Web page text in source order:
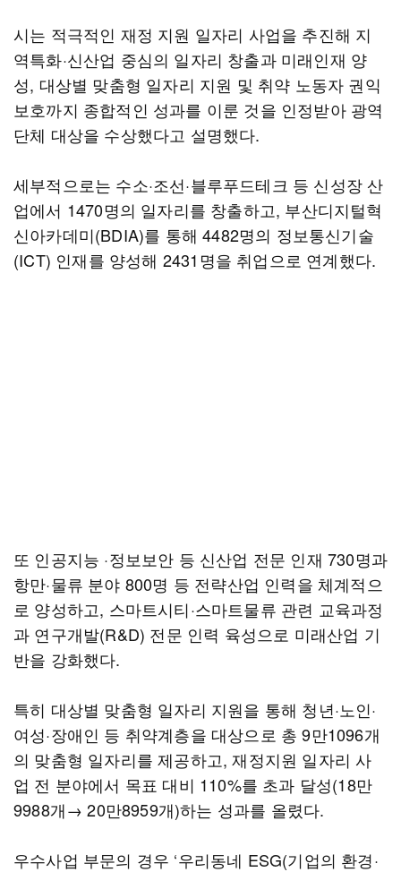
시는 적극적인 재정 지원 일자리 사업을 추진해 지
역특화·신산업 중심의 일자리 창출과 미래인재 양
성, 대상별 맞춤형 일자리 지원 및 취약 노동자 권익
보호까지 종합적인 성과를 이룬 것을 인정받아 광역
단체 대상을 수상했다고 설명했다.
세부적으로는 수소·조선·블루푸드테크 등 신성장 산
업에서 1470명의 일자리를 창출하고, 부산디지털혁
신아카데미(BDIA)를 통해 4482명의 정보통신기술
(ICT) 인재를 양성해 2431명을 취업으로 연계했다.
또 인공지능 ·정보보안 등 신산업 전문 인재 730명과
항만·물류 분야 800명 등 전략산업 인력을 체계적으
로 양성하고, 스마트시티·스마트물류 관련 교육과정
과 연구개발(R&D) 전문 인력 육성으로 미래산업 기
반을 강화했다.
특히 대상별 맞춤형 일자리 지원을 통해 청년·노인·
여성·장애인 등 취약계층을 대상으로 총 9만1096개
의 맞춤형 일자리를 제공하고, 재정지원 일자리 사
업 전 분야에서 목표 대비 110%를 초과 달성(18만
9988개→ 20만8959개)하는 성과를 올렸다.
우수사업 부문의 경우 ‘우리동네 ESG(기업의 환경·